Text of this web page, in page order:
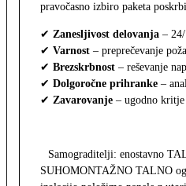
pravočasno izbiro paketa
✔ Zanesljivost delovanja –
✔ Varnost – preprečevanje
✔ Brezskrbnost – reševanje
✔ Dolgoročne prihranke –
✔ Zavarovanje – ugodno
Samograditelji: enostavno
SUHOMONTAŽNO TALNO